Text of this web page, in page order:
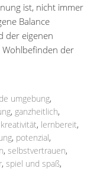
ist, nicht immer
Balance
der eigenen
der
umgebung,
, ganzheitlich,
kreativität, lernbereit,
, potenzial,
, selbstvertrauen,
, spiel und spaß,